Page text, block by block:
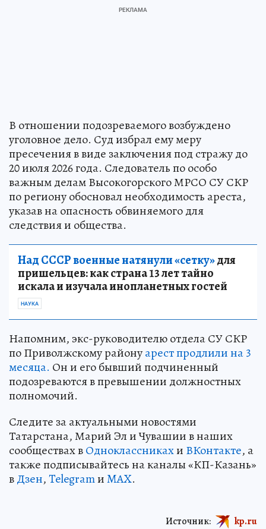
В отношении подозреваемого возбуждено
уголовное дело. Суд избрал ему меру
пресечения в виде заключения под стражу до
20 июля 2026 года. Следователь по особо
важным делам Высокогорского МРСО СУ СКР
по региону обосновал необходимость ареста,
указав на опасность обвиняемого для
следствия и общества.
Над СССР военные натянули «сетку»для
пришельцев: как страна 13 лет тайно
искала и изучала инопланетных гостей
НАУКА
Напомним, экс-руководителю отдела СУ СКР
по Приволжскому районуарест продлили на 3
месяца. Он и его бывший подчиненный
подозреваются в превышении должностных
полномочий.
Следите за актуальными новостями
Татарстана, Марий Эл и Чувашии в наших
сообществах вОдноклассникахи ВКонтакте, а
также подписывайтесь на каналы «КП-Казань»
вДзен,TelegramиMAX.
Источник: kp.ru